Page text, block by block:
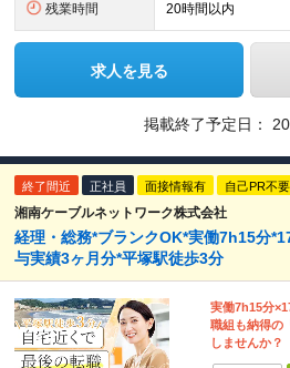
残業時間 20時間以内
求人を見る
掲載終了予定日：
終了間近 正社員 面接情報有 自己PR不要
湘南ケーブルネットワーク株式会社
経理・総務*ブランクOK*実働7h15分
与実績3ヶ月分*平塚駅徒歩3分
実働7h15分
職組も納得の
しませんか？